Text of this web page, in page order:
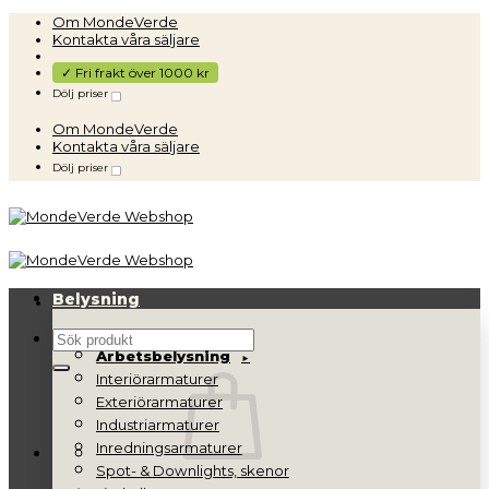
content
Om MondeVerde
Kontakta våra säljare
✓ Fri frakt över 1000 kr
Dölj priser
Om MondeVerde
Kontakta våra säljare
Dölj priser
Sök
efter:
Belysning
Arbetsbelysning
Interiörarmaturer
Exteriörarmaturer
Industriarmaturer
Inredningsarmaturer
Spot- & Downlights, skenor